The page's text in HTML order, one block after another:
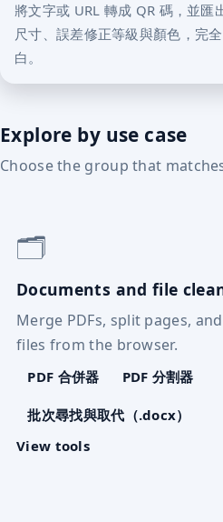
將文字或 URL 轉成 QR 碼，並匯
尺寸、誤差修正等級與顏色，完
白。
Explore by use case
Choose the group that
🗂️
Documents and file
Merge PDFs, split pages,
files from the browser.
PDF 合併器 PDF 分割器
批次尋找與取代（.docx）
View tools